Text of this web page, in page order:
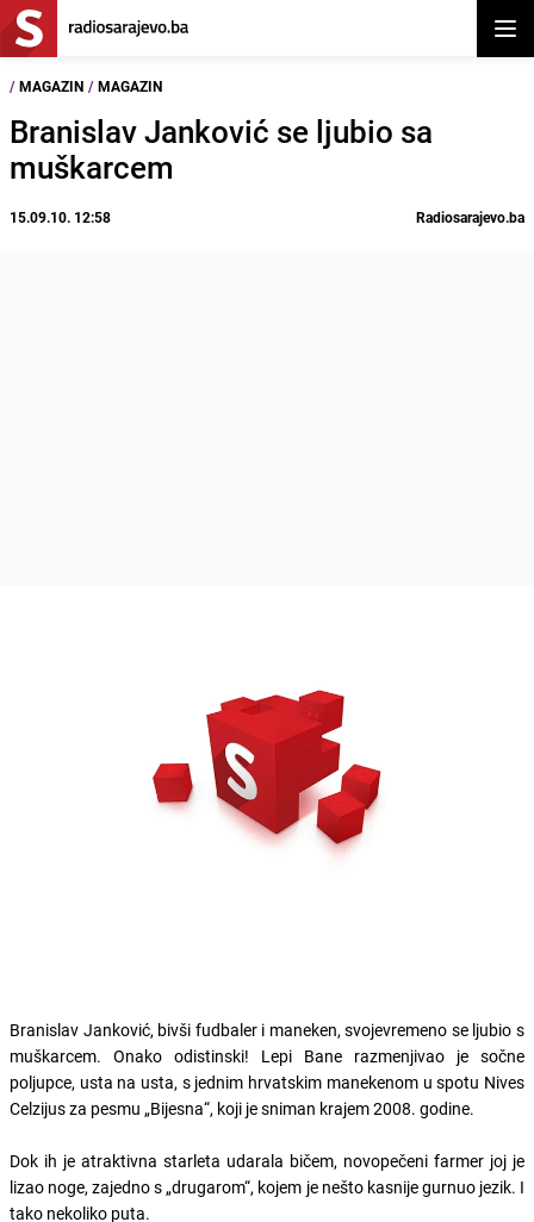
/ MAGAZIN / MAGAZIN
Branislav Janković se ljubio sa
muškarcem
15.09.10. 12:58 Radiosarajevo.ba
Branislav Janković, bivši fudbaler i maneken, svojevremeno se ljubio s
muškarcem. Onako odistinski! Lepi Bane razmenjivao je sočne
poljupce, usta na usta, s jednim hrvatskim manekenom u spotu Nives
Celzijus za pesmu „Bijesna“, koji je sniman krajem 2008. godine.
Dok ih je atraktivna starleta udarala bičem, novopečeni farmer joj je
lizao noge, zajedno s „drugarom“, kojem je nešto kasnije gurnuo jezik. I
tako nekoliko puta.